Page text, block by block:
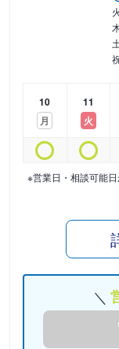
10
月
11
火
※営業日・相談可能